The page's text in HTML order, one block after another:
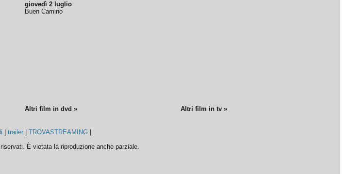
giovedì 2 luglio
Buen Camino
Altri film in dvd » Altri film in tv »
|trailer |TROVASTREAMING
È vietata la riproduzione anche parziale.